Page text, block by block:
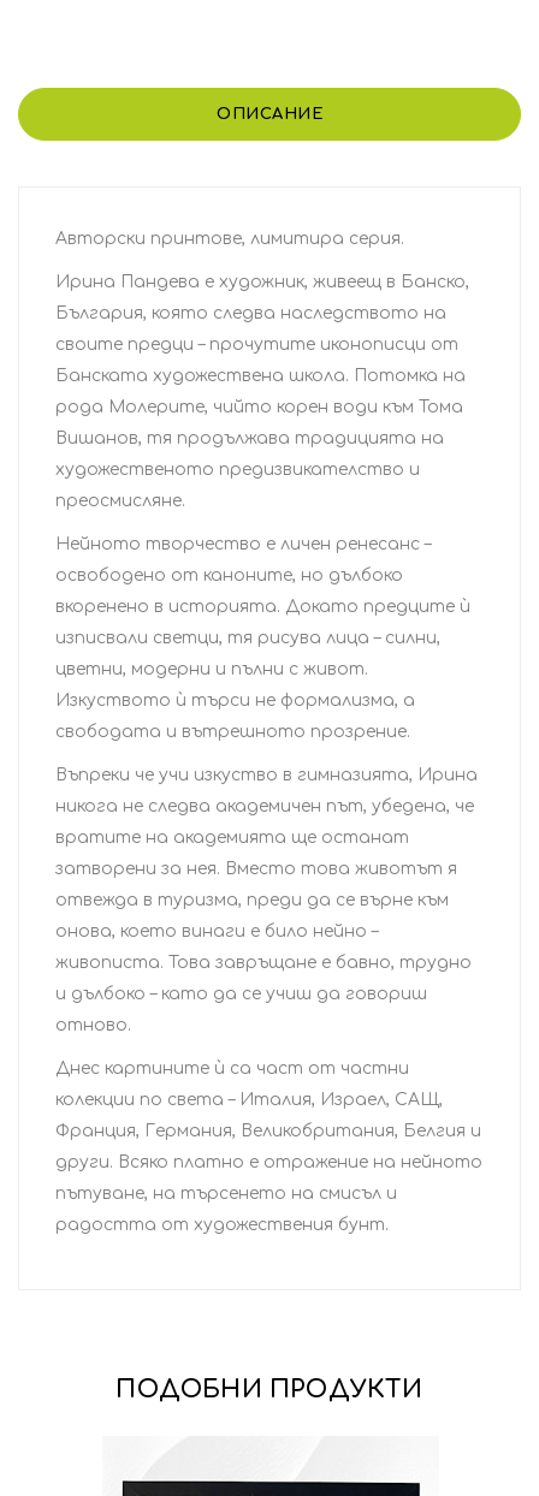
ОПИСАНИЕ
Авторски принтове, лимитира серия.
Ирина Пандева е художник, живеещ в Банско,
България, която следва наследството на
своите предци – прочутите иконописци от
Банската художествена школа. Потомка на
рода Молерите, чийто корен води към Тома
Вишанов, тя продължава традицията на
художественото предизвикателство и
преосмисляне.
Нейното творчество е личен ренесанс –
освободено от каноните, но дълбоко
вкоренено в историята. Докато предците ѝ
изписвали светци, тя рисува лица – силни,
цветни, модерни и пълни с живот.
Изкуството ѝ търси не формализма, а
свободата и вътрешното прозрение.
Въпреки че учи изкуство в гимназията, Ирина
никога не следва академичен път, убедена, че
вратите на академията ще останат
затворени за нея. Вместо това животът я
отвежда в туризма, преди да се върне към
онова, което винаги е било нейно –
живописта. Това завръщане е бавно, трудно
и дълбоко – като да се учиш да говориш
отново.
Днес картините ѝ са част от частни
колекции по света – Италия, Израел, САЩ,
Франция, Германия, Великобритания, Белгия и
други. Всяко платно е отражение на нейното
пътуване, на търсенето на смисъл и
радостта от художествения бунт.
ПОДОБНИ ПРОДУКТИ